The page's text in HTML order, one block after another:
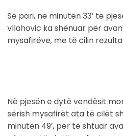
Së pari, në minutën 33’ të
vllahovic ka shënuar për
mysafirëve, me të cilin
Në pjesën e dytë vendësit
sërish mysafirët ata të cilët
minutën 49’, për të shtuar